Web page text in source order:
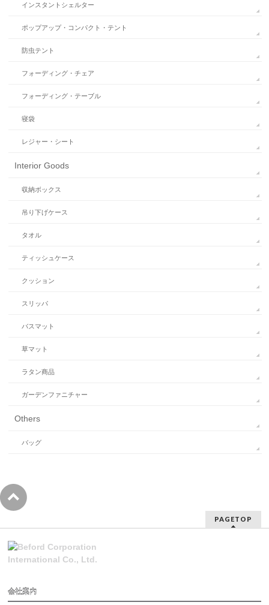
インスタントシェルター
ポップアップ・コンパクト・テント
防虫テント
フォーディング・チェア
フォーディング・テーブル
寝袋
レジャー・シート
Interior Goods
収納ボックス
吊り下げケース
タオル
ティッシュケース
クッション
スリッパ
バスマット
草マット
ラタン商品
ガーデンファニチャー
Others
バッグ
PAGETOP
会社案内